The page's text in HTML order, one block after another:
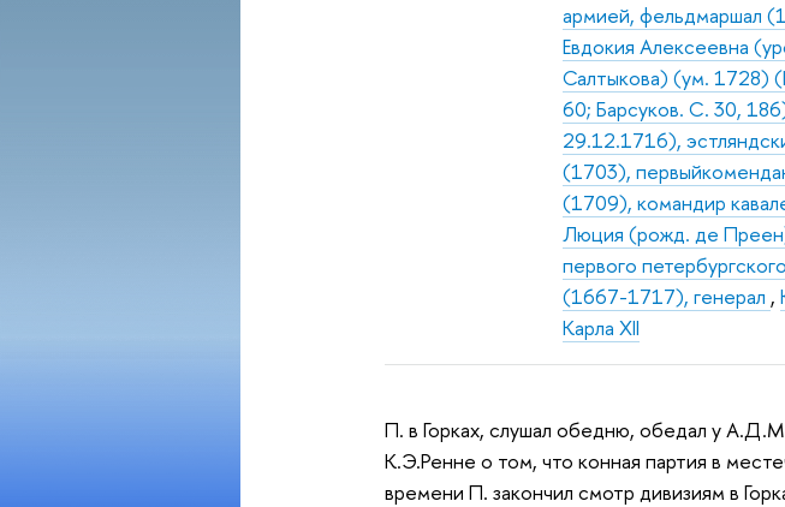
армией, фельдмаршал
Евдокия Алексеевна
Салтыкова) (ум. 1728)
60; Барсуков. С. 30,
29.12.1716),
(1703),
(1709), командир
Люция (рожд. де
первого
(1667-1717), генерал ,
Карла XII
П. в Горках, слушал обедню, обедал у
К.Э.Ренне о том, что конная партия в
времени П. закончил смотр дивизиям в